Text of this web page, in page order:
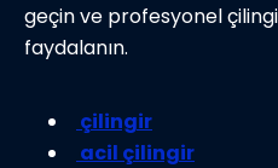
geçin ve profesyonel
faydalanın.
çilingir
acil çilingir